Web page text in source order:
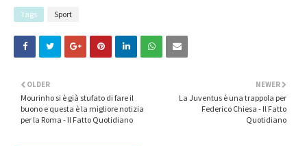
Tags Sport
NEWER
La Juventus è una trappola per
Federico Chiesa - Il Fatto
Quotidiano
OLDER
Mourinho si è già stufato di fare il
buono e questa è la migliore notizia
per la Roma - Il Fatto Quotidiano